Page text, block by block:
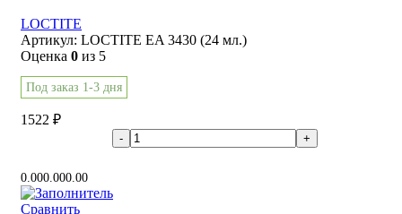
LOCTITE
Артикул: LOCTITE EA 3430 (24 мл.)
Оценка 0 из 5
Под заказ 1-3 дня
1522 ₽
0.000.000.00
Сравнить